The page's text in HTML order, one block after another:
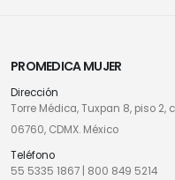
PROMEDICA MUJER
Dirección
Torre Médica, Tuxpan 8, piso
06760, CDMX. México
Teléfono
55 5335 1867
800 849 5214